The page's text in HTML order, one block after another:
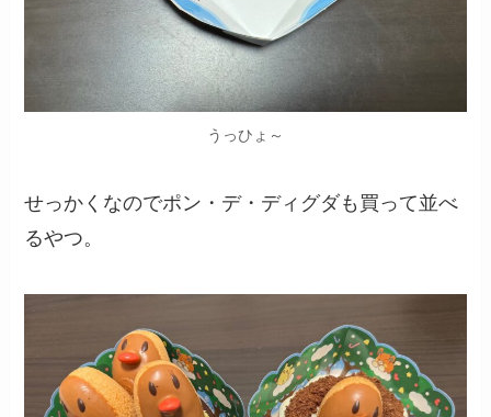
うっひょ～
せっかくなのでポン・デ・ディグダも買って並べ
るやつ。